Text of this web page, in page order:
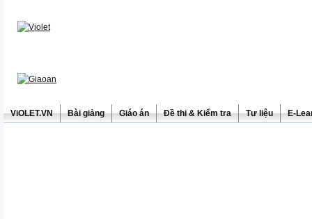
ViOLET.VN Bài giảng Giáo án Đề thi & Kiểm tra Tư liệu E-